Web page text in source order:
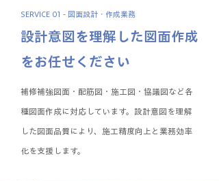
SERVICE 01 - 図面設計・作成業務
設計意図を理解した図面作成
をお任せください
補修補強図面・配筋図・施工図・協議図など各
種図面作成に対応しています。設計意図を理解
した図面品質により、施工精度向上と業務効率
化を支援します。